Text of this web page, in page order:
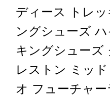
ディース トレ
ングシューズ
キングシューズ
レストン ミッ
オ フューチャー